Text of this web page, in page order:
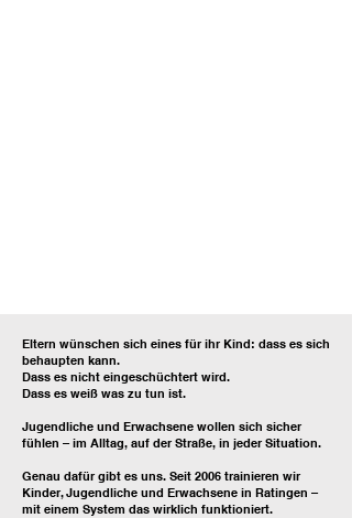
Eltern wünschen sich eines für ihr Kind: dass es sich
behaupten kann.
Dass es nicht eingeschüchtert wird.
Dass es weiß was zu tun ist.
Jugendliche und Erwachsene wollen sich sicher
fühlen – im Alltag, auf der Straße, in jeder Situation.
Genau dafür gibt es uns. Seit 2006 trainieren wir
Kinder, Jugendliche und Erwachsene in Ratingen –
mit einem System das wirklich funktioniert.